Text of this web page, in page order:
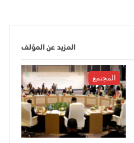
المزيد عن المؤلف
المجتمع